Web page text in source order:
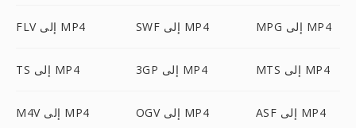
FLV إلى MP4 SWF إلى MP4 MPG إلى MP4
TS إلى MP4 3GP إلى MP4 MTS إلى MP4
M4V إلى MP4 OGV إلى MP4 ASF إلى MP4